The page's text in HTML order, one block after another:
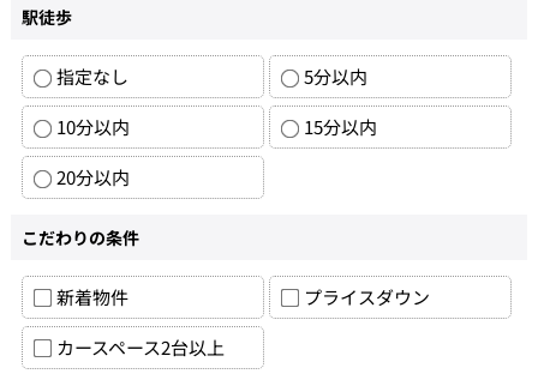
駅徒歩
指定なし
5分以内
10分以内
15分以内
20分以内
こだわりの条件
新着物件
プライスダウン
カースペース2台以上